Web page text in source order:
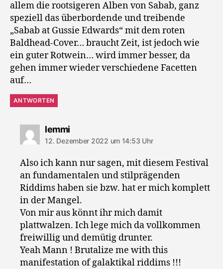
allem die rootsigeren Alben von Sabab, ganz
speziell das überbordende und treibende
„Sabab at Gussie Edwards“ mit dem roten
Baldhead-Cover… braucht Zeit, ist jedoch wie
ein guter Rotwein… wird immer besser, da
gehen immer wieder verschiedene Facetten
auf…
ANTWORTEN
lemmisagt:
12. Dezember 2022 um 14:53 Uhr
Also ich kann nur sagen, mit diesem Festival
an fundamentalen und stilprägenden
Riddims haben sie bzw. hat er mich komplett
in der Mangel.
Von mir aus könnt ihr mich damit
plattwalzen. Ich lege mich da vollkommen
freiwillig und demütig drunter.
Yeah Mann ! Brutalize me with this
manifestation of galaktikal riddims !!!